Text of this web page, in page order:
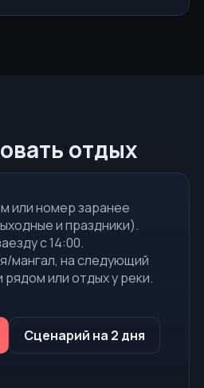
отдых
или номер заранее
и праздники).
с 14:00.
мангал, на следующий
или отдых у реки.
Сценарий на 2 дня